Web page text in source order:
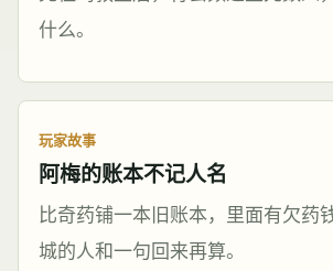
什么。
玩家故事
阿梅的账本不记人名
比奇药铺一本旧账本，里面有欠药
城的人和一句回来再算。